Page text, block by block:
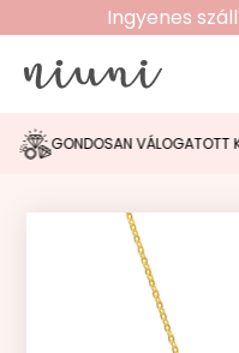
Ingyenes
Újdonságok
Zsinóros karkötők
Fülbevalók
Nyakláncok
GONDOSAN VÁLOGATOTT